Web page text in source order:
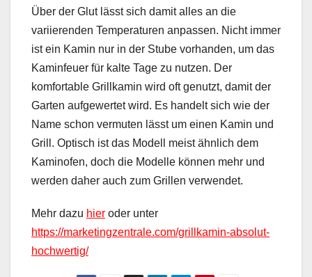
Über der Glut lässt sich damit alles an die
variierenden Temperaturen anpassen. Nicht immer
ist ein Kamin nur in der Stube vorhanden, um das
Kaminfeuer für kalte Tage zu nutzen. Der
komfortable Grillkamin wird oft genutzt, damit der
Garten aufgewertet wird. Es handelt sich wie der
Name schon vermuten lässt um einen Kamin und
Grill. Optisch ist das Modell meist ähnlich dem
Kaminofen, doch die Modelle können mehr und
werden daher auch zum Grillen verwendet.
Mehr dazu hier oder unter
https://marketingzentrale.com/grillkamin-absolut-
hochwertig/